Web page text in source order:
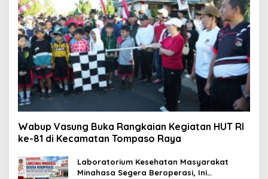
Wabup Vasung Buka Rangkaian Kegiatan HUT RI
ke-81 di Kecamatan Tompaso Raya
Laboratorium Kesehatan Masyarakat
Minahasa Segera Beroperasi, Ini